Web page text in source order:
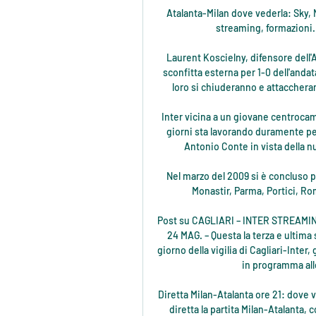
Atalanta-Milan dove vederla: Sky, Now o DAZN? Canale tv, 9 dic 2023 — Canale tv, diretta streaming, formazioni. Matteo Occhiuto. 09 dic 2023 07:58-08:00

Laurent Koscielny, difensore dell'Arsenal che domani affronterà il BATE Borisov dopo la sconfitta esterna per 1-0 dell'andata, ha parlato in conferenza stampa: "Servirà equilibrio, loro si chiuderanno e attaccheranno in contropiede. Articolo completo » Commenti »

Inter vicina a un giovane centrocampista del Chievo: i dettagli dell’affare. L'Inter in questi giorni sta lavorando duramente per completare la squadra da mettere a disposizione di Antonio Conte in vista della nuova stagione di Serie A. Intanto si pensa anche...

Nel marzo del 2009 si è concluso presso le Scuole di Aversa, Cairo Montenotte, Catania, Monastir, Parma, Portici, Roma e Sulmona, il Corso che ha coinvolto n. 534 …

Post su CAGLIARI – INTER STREAMING D scritti da CalabriaIndipendente. APPIANO GENTILE, 24 MAG. – Questa la terza e ultima sintesi della conferenza stampa di José Mourinho nel giorno della vigilia di Cagliari-Inter, gara valida per la 37^ giornata della Serie A Tim 2008-’09 in programma allo stadio “Sant’Elia” di Cagliari (ore 15.

Diretta Milan-Atalanta ore 21: dove vederla in tv, streaming 9 ore fa — Scopri dove vedere in diretta la partita Milan-Atalanta, controlla gli orari e i canali, segui la live in tv oppure in differita.

È solo linea vaporosa il mare Che un giorno germogliò rapace, E nappo d’un miele, non piú gustato Per non morire di sete, mi pare La piana, e a un seno casto, Diana vezzo 20 D’opali, ma nemmeno d’invisibile Non palpita. Ah! questa è l’ora che annuvola e smemora. Letteratura italiana Einaudi 10

Vk Manuel Paredes è su Facebook. Iscriviti a Facebook per connetterti con Vk Manuel Paredes e altre persone che potresti conoscere. Grazie a Facebook...

La Norvegia offre numerose possibilità per coloro che si apprestano a fare una esperienza lavorativa in questo paese. I lavori sono molto diversificati e comprendono posizioni specializzate, come quelle adatte ad ingegneri sulle piattaforme petrolifere o posizioni base come quelle nel settore turistico, adatte a studenti in cerca di un lavoro.

AC Milan Atalanta BC streaming Le probabili formazioni di Mi 16 ore fa — Big match dell'ultima giornata di Serie A tra Atalanta e diretta e sentita, per quanto manchevole e som ...

La casa dell'Hellas è sempre più RadioVerona. Le cronache delle partite in diretta e in esclusiva, amichevoli comprese. Ma non solo. La simbiosi è totale, con news in tempo reale nelle edizioni dei notiziari di cronaca, dalle 7 alle 19.45, e tanto altro.

I rapporti economico-commerciali e politici tra Italia e Giappone, le contraddizioni del Governo, i rapporti Italia-Europa-Asia e in particolare Cina, le tensioni commerciali con gli USA. www.radioradicale.it ioascolto@radioradicale.it. "I rapporti tra Italia e Giappone, l'incontro Conte-Abe a Roma. I rapporti economico-commerciali.

Hanno chiuso il campionato una dietro l’altra, con soli tre punti di differenza, e il prossimo anno intendono ripetere quanto di buono fatto: si tratta di Chievo e Verona. Le due compagini gialloblu si accontenterebbero di un’altra salvezza senza sofferenze, ma certamente guadagnare qualche

Genaro Alberto Olivieri vs Stefano Battaglino h2h tennis stats & betting tips. Check out our soccer betting predictions with the latest odds. We have head-to-head results and stats for all ITF, WTA & ATP tennis matches since 1969. Enter any two player's names in the search boxes at …

10/05/2015 17:00. CALCIO, LEGA PRO 2014-15 GIRONI A, B, C, ULTIMA GIORNATA, TUTTI I VERDETTI. Finisce la stagione nei tre gironi di Lega Pro: risultati dell'ultimo turno e verdetti.

Calcio - Europa: Islanda U17 D risultati in tempo reale, risultati finali,